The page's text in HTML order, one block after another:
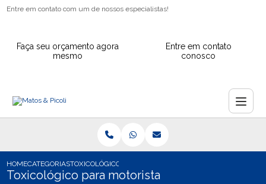
Entre em contato com um de nossos especialistas!
Faça seu orçamento agora
mesmo
Entre em contato
conosco
HOMECATEGORIASTOXICOLÓGICO PARA MOTORISTA
Toxicológico para motorista